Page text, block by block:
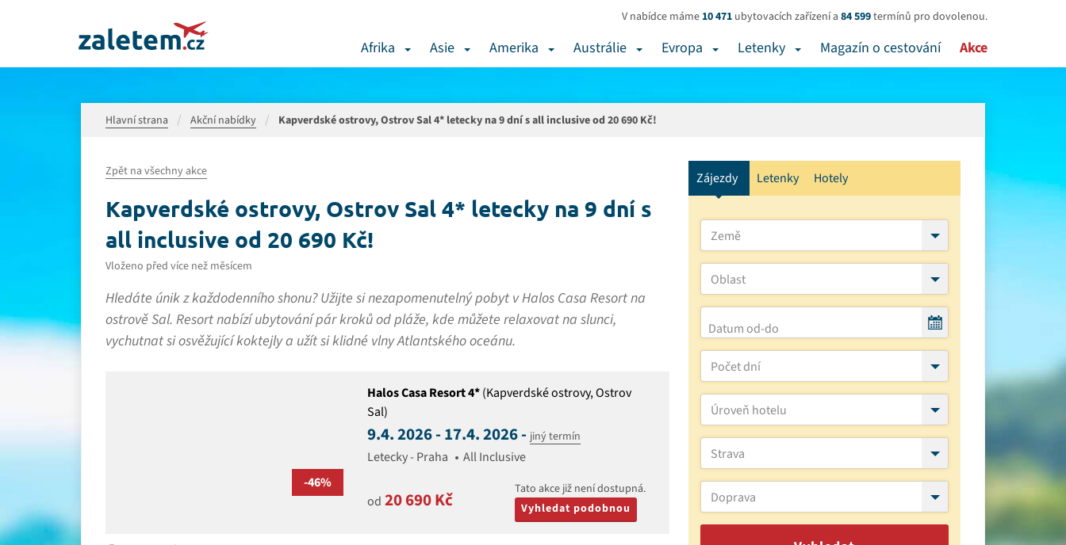
V nabídce máme 10 471 ubytovacích zařízení a 84 599termínů pro dovolenou.
Afrika Asie Amerika Austrálie Evropa Letenky Magazín o cestování Akce
Hlavní strana Akční nabídky Kapverdské ostrovy, Ostrov Sal 4* letecky na 9 dní s all inclusive od 20 690 Kč!
Zpět na všechny akce
Kapverdské ostrovy, Ostrov Sal 4* letecky na 9 dní s
all inclusive od 20 690 Kč!
Vloženo před více než měsícem
Hledáte únik z každodenního shonu? Užijte si nezapomenutelný pobyt v Halos Casa Resort na
ostrově Sal. Resort nabízí ubytování pár kroků od pláže, kde můžete relaxovat na slunci,
vychutnat si osvěžující koktejly a užít si klidné vlny Atlantského oceánu.
-46%
Halos Casa Resort 4*(Kapverdské ostrovy, Ostrov
Sal)
9.4. 2026 - 17.4. 2026 - jiný termín
Letecky - Praha All Inclusive
od 20 690 Kč
Tato akce již není dostupná.
Vyhledat podobnou
Zájezdy Letenky Hotely
Země
Oblast
Počet dní
Úroveň hotelu
Strava
Doprava